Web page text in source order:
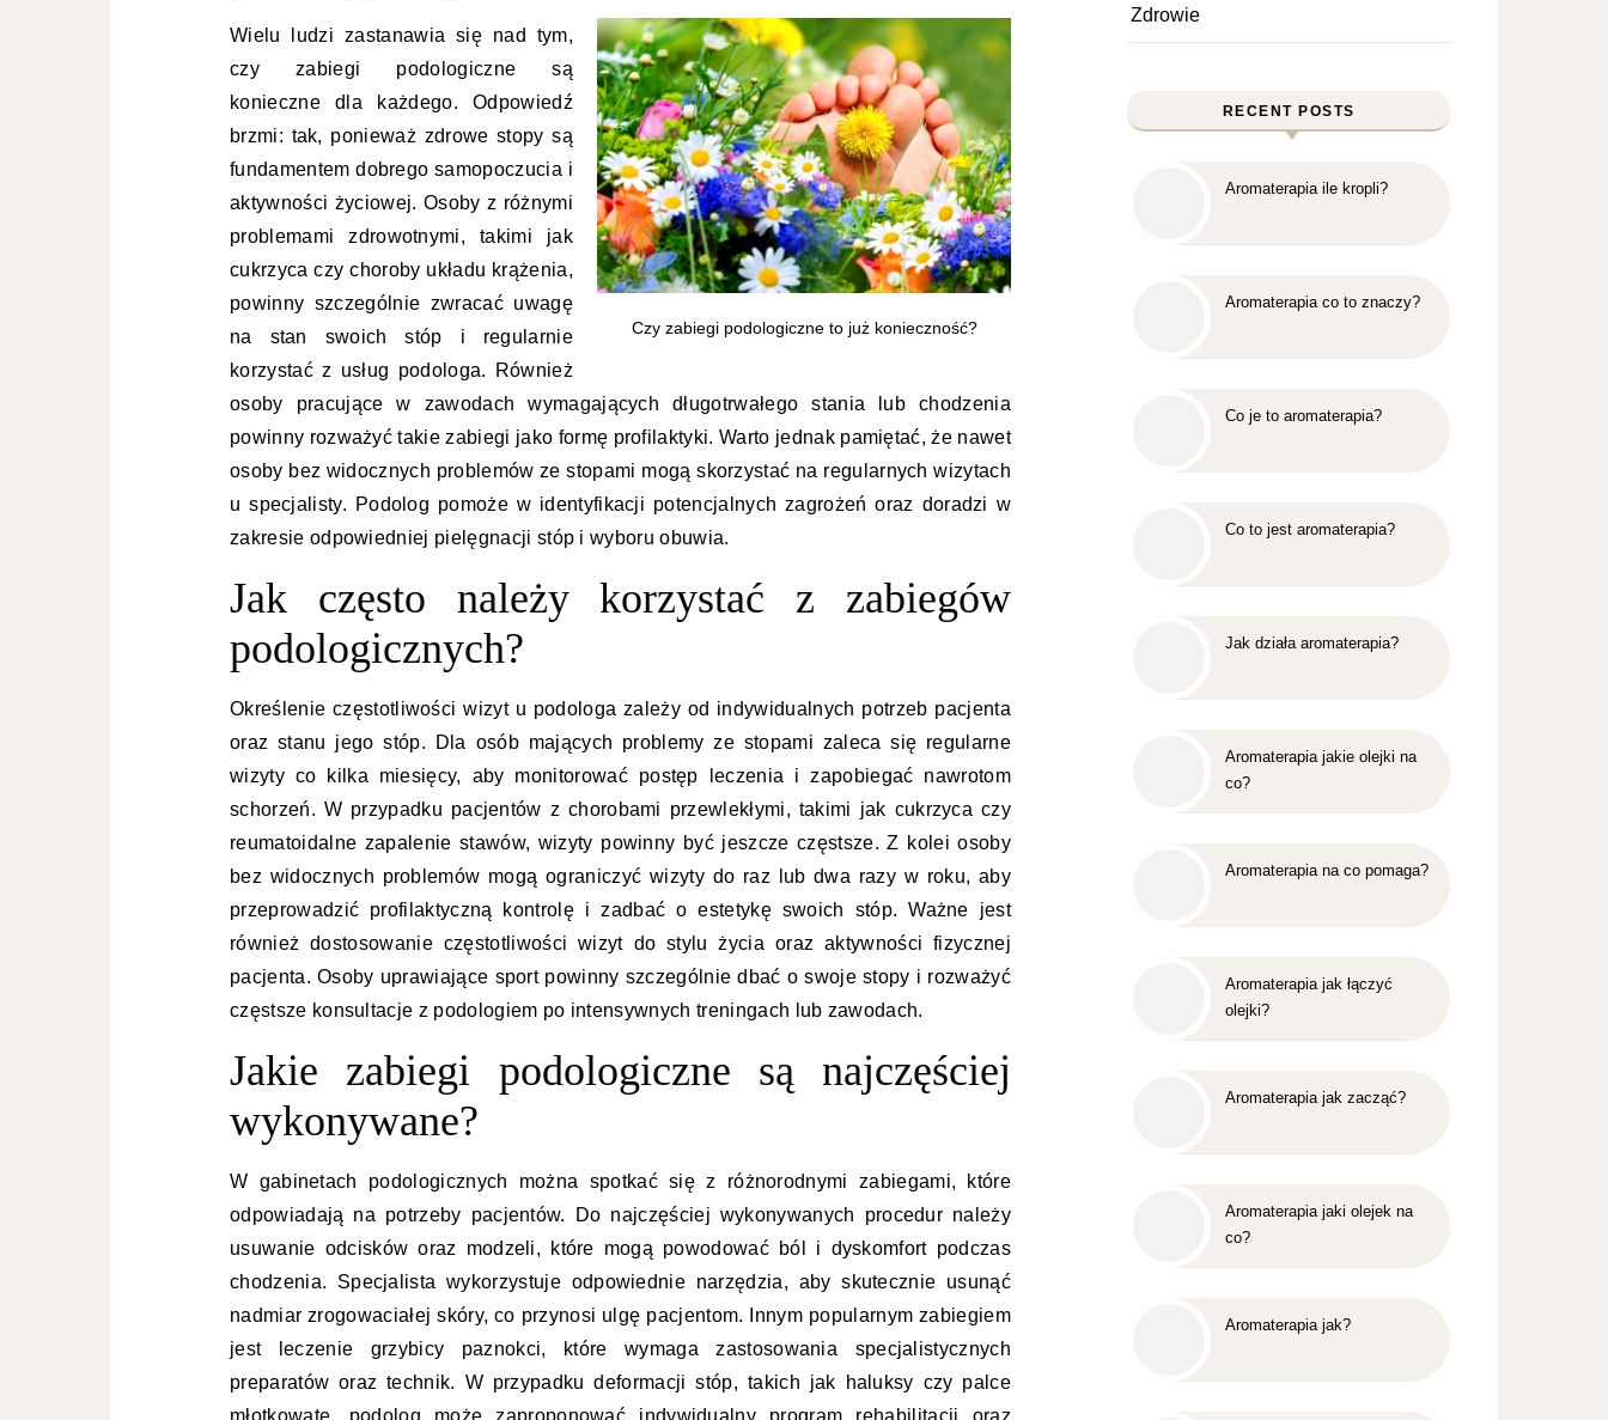
Czy zabiegi podologiczne to już konieczność?
Wielu ludzi zastanawia się nad tym,
czy zabiegi podologiczne są
konieczne dla każdego. Odpowiedź
brzmi: tak, ponieważ zdrowe stopy są
fundamentem dobrego samopoczucia i
aktywności życiowej. Osoby z różnymi
problemami zdrowotnymi, takimi jak
cukrzyca czy choroby układu krążenia,
powinny szczególnie zwracać uwagę
na stan swoich stóp i regularnie
korzystać z usług podologa. Również
osoby pracujące w zawodach wymagających długotrwałego stania lub chodzenia
powinny rozważyć takie zabiegi jako formę profilaktyki. Warto jednak pamiętać, że nawet
osoby bez widocznych problemów ze stopami mogą skorzystać na regularnych wizytach
u specjalisty. Podolog pomoże w identyfikacji potencjalnych zagrożeń oraz doradzi w
zakresie odpowiedniej pielęgnacji stóp i wyboru obuwia.
Jak często należy korzystać z zabiegów
podologicznych?
Określenie częstotliwości wizyt u podologa zależy od indywidualnych potrzeb pacjenta
oraz stanu jego stóp. Dla osób mających problemy ze stopami zaleca się regularne
wizyty co kilka miesięcy, aby monitorować postęp leczenia i zapobiegać nawrotom
schorzeń. W przypadku pacjentów z chorobami przewlekłymi, takimi jak cukrzyca czy
reumatoidalne zapalenie stawów, wizyty powinny być jeszcze częstsze. Z kolei osoby
bez widocznych problemów mogą ograniczyć wizyty do raz lub dwa razy w roku, aby
przeprowadzić profilaktyczną kontrolę i zadbać o estetykę swoich stóp. Ważne jest
również dostosowanie częstotliwości wizyt do stylu życia oraz aktywności fizycznej
pacjenta. Osoby uprawiające sport powinny szczególnie dbać o swoje stopy i rozważyć
częstsze konsultacje z podologiem po intensywnych treningach lub zawodach.
Jakie zabiegi podologiczne są najczęściej
wykonywane?
W gabinetach podologicznych można spotkać się z różnorodnymi zabiegami, które
odpowiadają na potrzeby pacjentów. Do najczęściej wykonywanych procedur należy
usuwanie odcisków oraz modzeli, które mogą powodować ból i dyskomfort podczas
chodzenia. Specjalista wykorzystuje odpowiednie narzędzia, aby skutecznie usunąć
nadmiar zrogowaciałej skóry, co przynosi ulgę pacjentom. Innym popularnym zabiegiem
jest leczenie grzybicy paznokci, które wymaga zastosowania specjalistycznych
preparatów oraz technik. W przypadku deformacji stóp, takich jak haluksy czy palce
młotkowate, podolog może zaproponować indywidualny program rehabilitacji oraz
Zdrowie
RECENT POSTS
Aromaterapia ile kropli?
Aromaterapia co to znaczy?
Co je to aromaterapia?
Co to jest aromaterapia?
Jak działa aromaterapia?
Aromaterapia jakie olejki na
co?
Aromaterapia na co pomaga?
Aromaterapia jak łączyć
olejki?
Aromaterapia jak zacząć?
Aromaterapia jaki olejek na
co?
Aromaterapia jak?